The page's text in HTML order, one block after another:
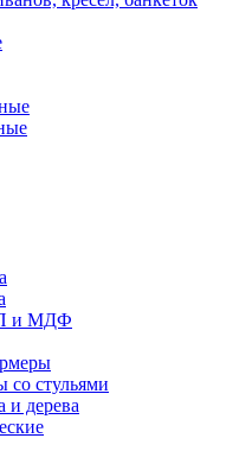
и МДФ
со стульями
и дерева